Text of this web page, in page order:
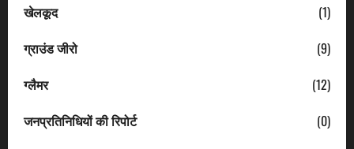
खेलकूद
(1)
ग्राउंड जीरो
(9)
ग्लैमर
(12)
जनप्रतिनिधियों की रिपोर्ट
(0)